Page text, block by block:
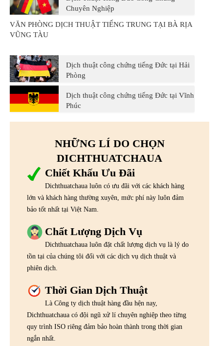
Chuyên Nghiệp
VĂN PHÒNG DỊCH THUẬT TIẾNG TRUNG TẠI BÀ RỊA
VŨNG TÀU
Dịch thuật công chứng tiếng Đức tại Hải
Phòng
Dịch thuật công chứng tiếng Đức tại Vĩnh
Phúc
NHỮNG LÍ DO CHỌN
DICHTHUATCHAUA
Chiết Khấu Ưu Đãi
Dichthuatchaua luôn có ưu đãi với các khách hàng
lớn và khách hàng thường xuyên, mức phí này luôn đảm
bảo tốt nhất tại Việt Nam.
Chất Lượng Dịch Vụ
Dichthuatchaua luôn đặt chất lượng dịch vụ là lý do
tồn tại của chúng tôi đối với các dịch vụ dịch thuật và
phiên dịch.
Thời Gian Dịch Thuật
Là Công ty dịch thuật hàng đầu hện nay,
Dichthuatchaua có đội ngũ xử lí chuyên nghiệp theo từng
quy trình ISO riêng đảm bảo hoàn thành trong thời gian
ngắn nhất.